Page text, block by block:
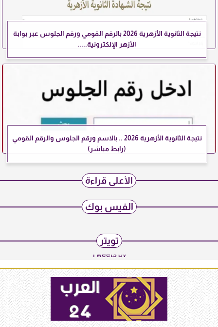
نتيجة الثانوية الأزهرية 2026 بالرقم القومي ورقم الجلوس عبر بوابة
الأزهر الإلكترونية.....
نتيجة الثانوية الأزهرية 2026 .. بالاسم ورقم الجلوس والرقم القومي
(رابط مباشر)
الأعلى قراءة
الفيس بوك
تويتر
Tweets by